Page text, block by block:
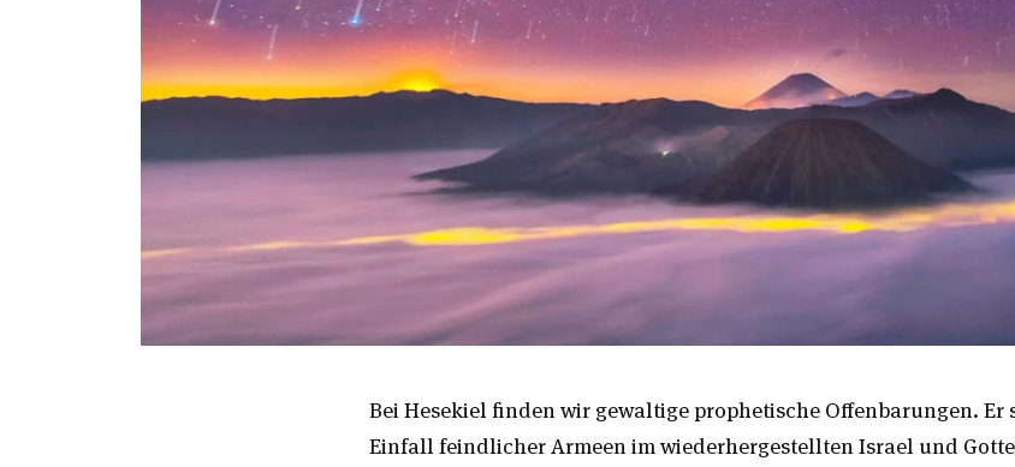
Bei Hesekiel finden wir gewaltige prophetische Offenbarungen. Er
Einfall feindlicher Armeen im wiederhergestellten Israel und